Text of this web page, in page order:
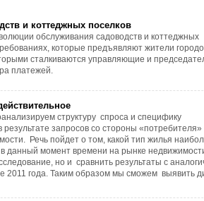
и коттеджных поселков
обслуживания садоводств и коттеджных
которые предъявляют жители
сталкиваются управляющие и
платежей.
структуру спроса и специфику
запросов со стороны «потребителя»
Речь пойдет о том, какой тип жилья
в данный момент времени на рынке
но и сравнить результаты с
2011 года. Таким образом мы сможем выявить